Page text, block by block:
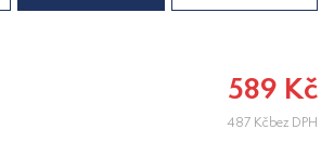
589 Kč
487 Kčbez DPH